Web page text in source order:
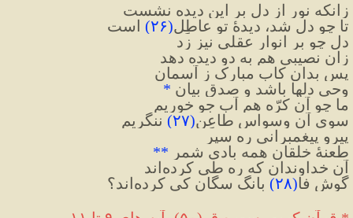
زانکه نور از دل بر این دیده نشست
تا چو دل شد، دیدهٔ تو عاطِل(۲۶) است
دل چو بر انوار عقلی نیز زد
زان نصیبی هم به دو دیده دهد
پس بدان کاب مبارک ز آسمان
وحی دلها باشد و صدق بیان *
ما چو آن کرّه هم آب جو خوریم
سوی آن وسواس طاعِن(۲۷) ننگریم
پیرو پیغمبرانی ره سپر
طعنهٔ خلقان همه بادی شمر **
آن خداوندان که ره طی کرده‌اند
گوش فا(۲۸) بانگ سگان کی کرده‌اند؟